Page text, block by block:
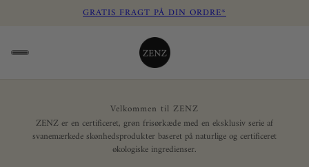
GRATIS FRAGT PÅ DIN ORDRE*
Velkommen til ZENZ
ZENZ er en certificeret, grøn frisørkæde med en eksklusiv serie af
svanemærkede skønhedsprodukter baseret på naturlige og certificeret
økologiske ingredienser.